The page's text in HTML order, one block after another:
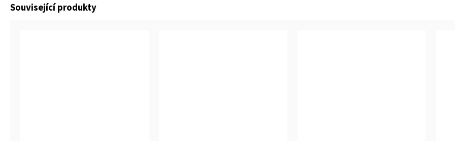
Související produkty